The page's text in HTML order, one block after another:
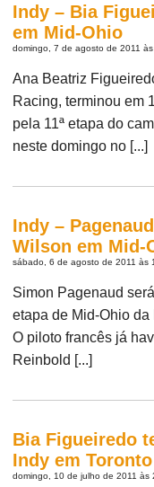
Indy – Bia
em Mid-Ohio
domingo, 7 de agosto de 2011
Ana Beatriz
Racing, terminou em
pela 11ª etapa do
neste domingo no [...]
Indy –
Wilson em Mid-
sábado, 6 de agosto de 2011 às
Simon Pagenaud
etapa de Mid-Ohio
O piloto francês já
Reinbold [...]
Bia Figueiredo
Indy em Toronto
domingo, 10 de julho de 2011 às